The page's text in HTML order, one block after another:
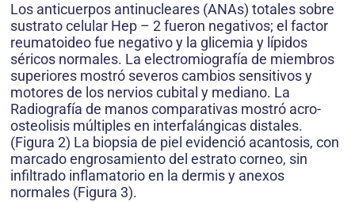
Los anticuerpos antinucleares (ANAs) totales sobre
sustrato celular Hep – 2 fueron negativos; el factor
reumatoideo fue negativo y la glicemia y lípidos
séricos normales. La electromiografía de miembros
superiores mostró severos cambios sensitivos y
motores de los nervios cubital y mediano. La
Radiografía de manos comparativas mostró acro-
osteolisis múltiples en interfalángicas distales.
(Figura 2) La biopsia de piel evidenció acantosis, con
marcado engrosamiento del estrato corneo, sin
infiltrado inflamatorio en la dermis y anexos
normales (Figura 3).